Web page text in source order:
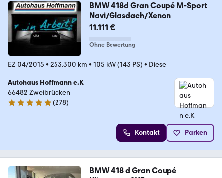
BMW 418d Gran Coupé M-Sport
Navi/Glasdach/Xenon
11.111 €
Ohne Bewertung
EZ 04/2015 • 253.300 km • 105 kW (143 PS) • Diesel
Autohaus Hoffmann e.K
66482 Zweibrücken
5 Sterne
(278)
Kontakt Parken
BMW 418 d Gran Coupé